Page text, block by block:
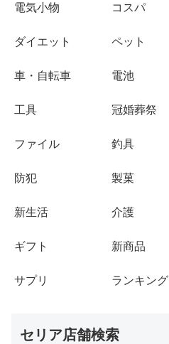
電気小物 コスパ
ダイエット ペット
車・自転車 電池
工具 冠婚葬祭
ファイル 釣具
防犯 製菓
新生活 介護
ギフト 新商品
サプリ ランキング
セリア店舗検索